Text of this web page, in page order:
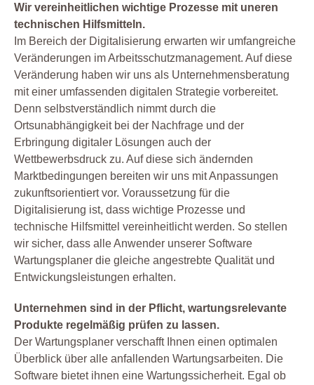
Wir vereinheitlichen wichtige Prozesse mit uneren
technischen Hilfsmitteln.
Im Bereich der Digitalisierung erwarten wir umfangreiche
Veränderungen im Arbeitsschutzmanagement. Auf diese
Veränderung haben wir uns als Unternehmensberatung
mit einer umfassenden digitalen Strategie vorbereitet.
Denn selbstverständlich nimmt durch die
Ortsunabhängigkeit bei der Nachfrage und der
Erbringung digitaler Lösungen auch der
Wettbewerbsdruck zu. Auf diese sich ändernden
Marktbedingungen bereiten wir uns mit Anpassungen
zukunftsorientiert vor. Voraussetzung für die
Digitalisierung ist, dass wichtige Prozesse und
technische Hilfsmittel vereinheitlicht werden. So stellen
wir sicher, dass alle Anwender unserer Software
Wartungsplaner die gleiche angestrebte Qualität und
Entwickungsleistungen erhalten.
Unternehmen sind in der Pflicht, wartungsrelevante
Produkte regelmäßig prüfen zu lassen.
Der Wartungsplaner verschafft Ihnen einen optimalen
Überblick über alle anfallenden Wartungsarbeiten. Die
Software bietet ihnen eine Wartungssicherheit. Egal ob